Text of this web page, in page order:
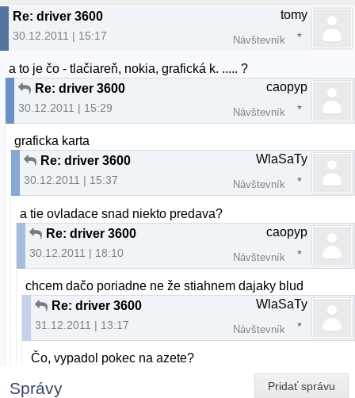
Re: driver 3600
30.12.2011 | 15:17
tomy
Návštevník
a to je čo - tlačiareň, nokia, grafická k. ..... ?
Re: driver 3600
30.12.2011 | 15:29
caopyp
Návštevník
graficka karta
Re: driver 3600
30.12.2011 | 15:37
WlaSaTy
Návštevník
a tie ovladace snad niekto predava?
Re: driver 3600
30.12.2011 | 18:10
caopyp
Návštevník
chcem dačo poriadne ne že stiahnem dajaky blud
Re: driver 3600
31.12.2011 | 13:17
WlaSaTy
Návštevník
Čo, vypadol pokec na azete?
Pridať správu
Správy